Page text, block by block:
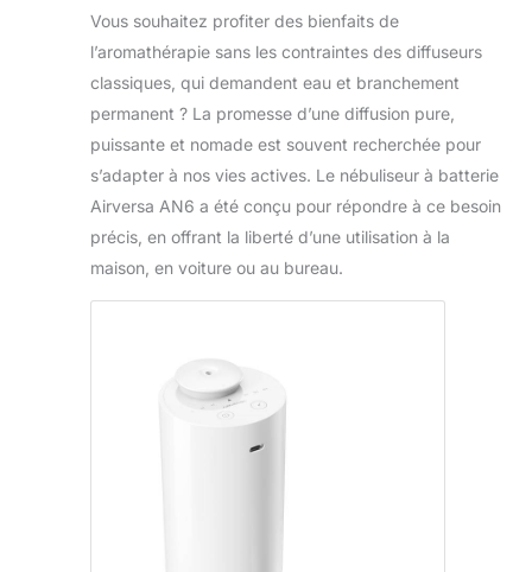
Vous souhaitez profiter des bienfaits de
l’aromathérapie sans les contraintes des diffuseurs
classiques, qui demandent eau et branchement
permanent ? La promesse d’une diffusion pure,
puissante et nomade est souvent recherchée pour
s’adapter à nos vies actives. Le nébuliseur à batterie
Airversa AN6 a été conçu pour répondre à ce besoin
précis, en offrant la liberté d’une utilisation à la
maison, en voiture ou au bureau.